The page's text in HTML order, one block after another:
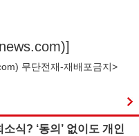
)]
) 무단전재-재배포금지>
식? ‘동의’ 없이도 개인